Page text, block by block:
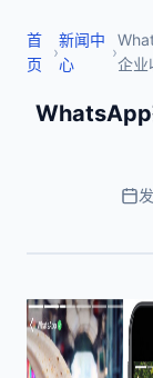
首
页
›
新闻中
心
›
企业
WhatsApp